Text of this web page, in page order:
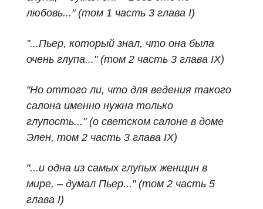
любовь..." (том 1 часть 3 глава I)
"...Пьер, который знал, что она была
очень глупа..." (том 2 часть 3 глава IX)
"Но оттого ли, что для ведения такого
салона именно нужна только
глупость..." (о светском салоне в доме
Элен, том 2 часть 3 глава IX)
"...и одна из самых глупых женщин в
мире, – думал Пьер..." (том 2 часть 5
глава I)